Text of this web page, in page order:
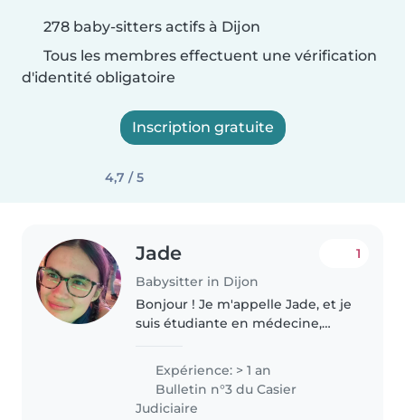
278 baby-sitters actifs à Dijon
Tous les membres effectuent une vérification
d'identité obligatoire
Inscription gratuite
4,7 / 5
Jade
Babysitter in Dijon
1
Bonjour ! Je m'appelle Jade, et je
suis étudiante en médecine,
J'ai 2 ans d'expérience avec les
enfants de 1 ans à 12 ans. Je suis
formée aux soins..
Expérience: > 1 an
Bulletin n°3 du Casier
Judiciaire